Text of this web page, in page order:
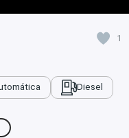
1
Diesel